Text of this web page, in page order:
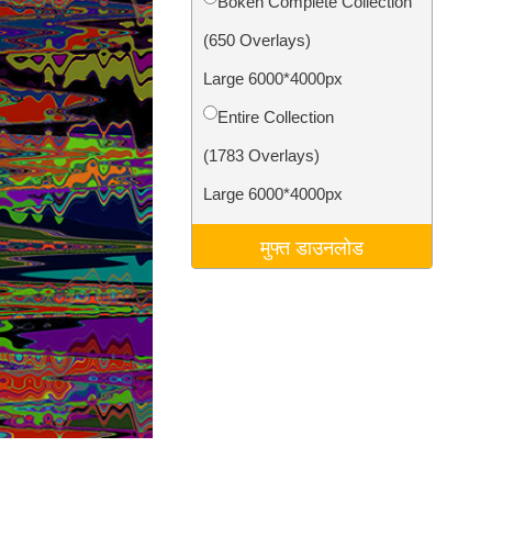
डेटा Video Editing Services
(650 Overlays)
Large 6000*4000px
Entire Collection
(1783 Overlays)
Large 6000*4000px
मुफ्त डाउनलोड